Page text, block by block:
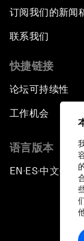
Global
China: The
Forum
The Gender
Special
Closing
订阅我们的新闻
联系我们
快捷链接
论坛可持续性
工作机会
语言版本
EN ▪ES▪中文▪ 日